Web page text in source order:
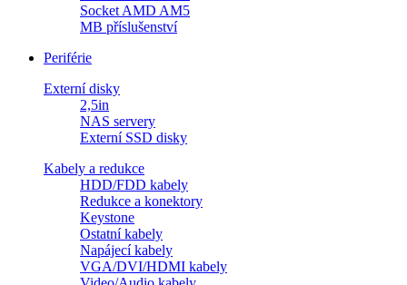
Socket AMD AM5
MB příslušenství
Periférie
Externí disky
2,5in
NAS servery
Externí SSD disky
Kabely a redukce
HDD/FDD kabely
Redukce a konektory
Keystone
Ostatní kabely
Napájecí kabely
VGA/DVI/HDMI kabely